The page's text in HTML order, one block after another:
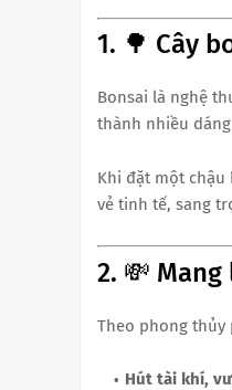
1. 🌳 Cây
Bonsai là nghệ
thành nhiều
Khi đặt một
vẻ tinh tế, sang
2. 💸
Theo phong thủy
Hút tài khí,